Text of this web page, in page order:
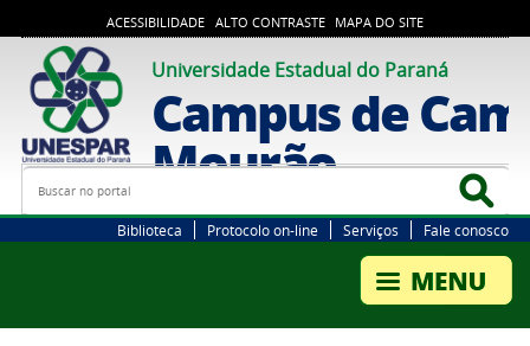
ACESSIBILIDADE ALTO CONTRASTE MAPA DO SITE
Universidade Estadual do Paraná
Campus de
Mourão
Busca
Biblioteca Protocolo on-line Serviços Fale conosco